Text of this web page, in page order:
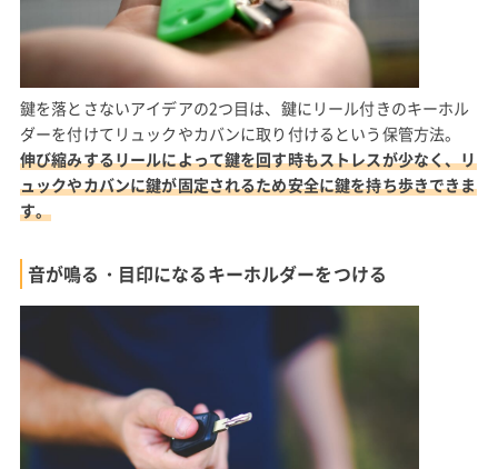
鍵を落とさないアイデアの2つ目は、鍵にリール付きのキーホル
ダーを付けてリュックやカバンに取り付けるという保管方法。
伸び縮みするリールによって鍵を回す時もストレスが少なく、リ
ュックやカバンに鍵が固定されるため安全に鍵を持ち歩きできま
す。
音が鳴る・目印になるキーホルダーをつける